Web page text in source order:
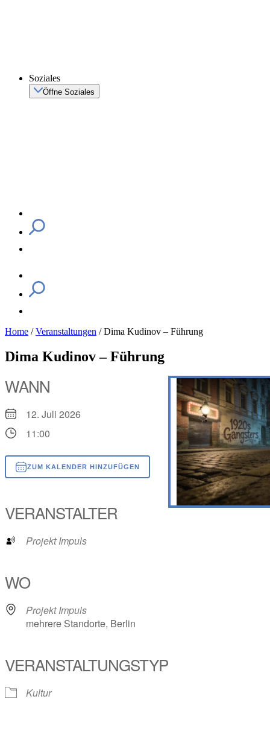
Soziales
Öffne Soziales
Home /Veranstaltungen /Dima Kudinov – Führung
Dima Kudinov – Führung
WANN
12. Juli 2026
11:00
ZUM KALENDER HINZUFÜGEN
Outlook Live
VERANSTALTER
Projekt Impuls
WO
Projekt Impuls
mehrere Standorte, Berlin
VERANSTALTUNGSTYP
Kultur